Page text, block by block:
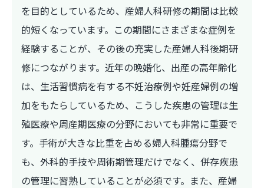
を目的としているため、産婦人科研修の期間は比較
的短くなっています。この期間にさまざまな症例を
経験することが、その後の充実した産婦人科後期研
修につながります。近年の晩婚化、出産の高年齢化
は、生活習慣病を有する不妊治療例や妊産婦例の増
加をもたらしているため、こうした疾患の管理は生
殖医療や周産期医療の分野においても非常に重要で
す。手術が大きな比重を占める婦人科腫瘍分野で
も、外科的手技や周術期管理だけでなく、併存疾患
の管理に習熟していることが必須です。また、産婦